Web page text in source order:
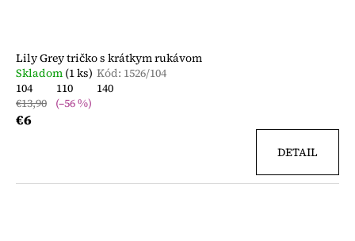
Lily Grey tričko s krátkym rukávom
Skladom (1 ks) Kód: 1526/104
104
110
140
€13,90 (–56 %)
€6
DETAIL